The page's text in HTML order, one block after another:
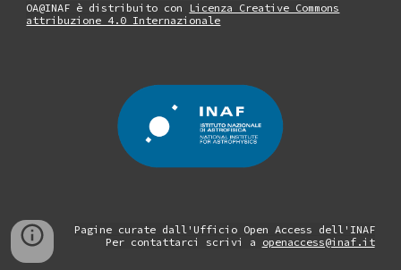
OA@INAF è distribuito con
Licenza Creative Commons
attribuzione 4.0 Internazionale
Pagine curate dall'Ufficio Open Access dell'INAF
Per contattarci scrivi a openaccess@inaf.it